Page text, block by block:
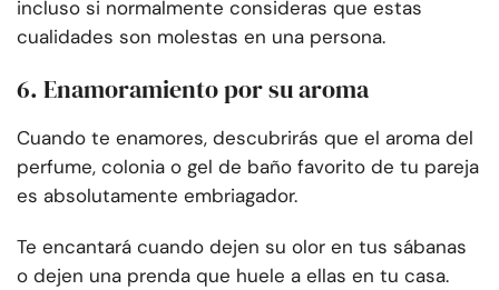
incluso si normalmente consideras que estas
cualidades son molestas en una persona.
6. Enamoramiento por su aroma
Cuando te enamores, descubrirás que el aroma del
perfume, colonia o gel de baño favorito de tu pareja
es absolutamente embriagador.
Te encantará cuando dejen su olor en tus sábanas
o dejen una prenda que huele a ellas en tu casa.